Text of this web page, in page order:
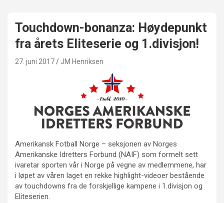
Touchdown-bonanza: Høydepunkt
fra årets Eliteserie og 1.divisjon!
27. juni 2017 JM Henriksen
Amerikansk Fotball Norge – seksjonen av Norges
Amerikanske Idretters Forbund (NAIF) som formelt sett
ivaretar sporten vår i Norge på vegne av medlemmene, har
i løpet av våren laget en rekke highlight-videoer bestående
av touchdowns fra de forskjellige kampene i 1.divisjon og
Eliteserien.